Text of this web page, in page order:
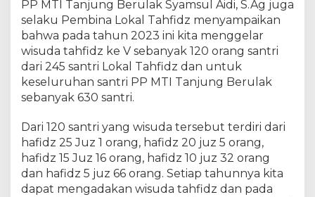
PP MTI Tanjung Berulak Syamsul Aidi, S.Ag juga
selaku Pembina Lokal Tahfidz menyampaikan
bahwa pada tahun 2023 ini kita menggelar
wisuda tahfidz ke V sebanyak 120 orang santri
dari 245 santri Lokal Tahfidz dan untuk
keseluruhan santri PP MTI Tanjung Berulak
sebanyak 630 santri.
Dari 120 santri yang wisuda tersebut terdiri dari
hafidz 25 Juz 1 orang, hafidz 20 juz 5 orang,
hafidz 15 Juz 16 orang, hafidz 10 juz 32 orang
dan hafidz 5 juz 66 orang. Setiap tahunnya kita
dapat mengadakan wisuda tahfidz dan pada